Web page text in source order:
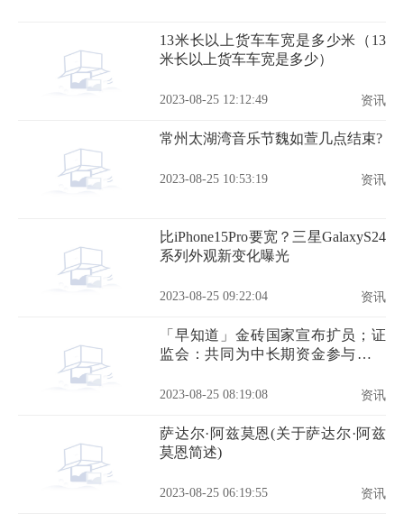
13米长以上货车车宽是多少米（13
米长以上货车车宽是多少）
2023-08-25 12:12:49 资讯
常州太湖湾音乐节魏如萱几点结束?
2023-08-25 10:53:19 资讯
比iPhone15Pro要宽？三星GalaxyS24
系列外观新变化曝光
2023-08-25 09:22:04 资讯
「早知道」金砖国家宣布扩员；证
监会：共同为中长期资金参与资本
2023-08-25 08:19:08 资讯
萨达尔·阿兹莫恩(关于萨达尔·阿兹
莫恩简述)
2023-08-25 06:19:55 资讯